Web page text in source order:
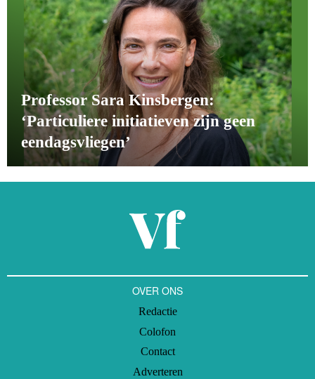
Professor Sara Kinsbergen:
‘Particuliere initiatieven zijn geen
eendagsvliegen’
OVER ONS
Redactie
Colofon
Contact
Adverteren